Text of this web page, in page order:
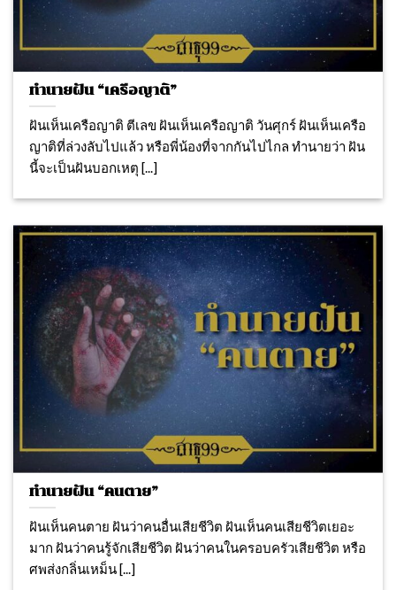
ทำนายฝัน “เครือญาติ”
ฝันเห็นเครือญาติ ตีเลข ฝันเห็นเครือญาติ วันศุกร์ ฝันเห็นเครือ
ญาติที่ล่วงลับไปแล้ว หรือพี่น้องที่จากกันไปไกล ทำนายว่า ฝัน
นี้จะเป็นฝันบอกเหตุ [...]
ทำนายฝัน “คนตาย”
ฝันเห็นคนตาย ฝันว่าคนอื่นเสียชีวิต ฝันเห็นคนเสียชีวิตเยอะ
มาก ฝันว่าคนรู้จักเสียชีวิต ฝันว่าคนในครอบครัวเสียชีวิต หรือ
ศพส่งกลิ่นเหม็น [...]